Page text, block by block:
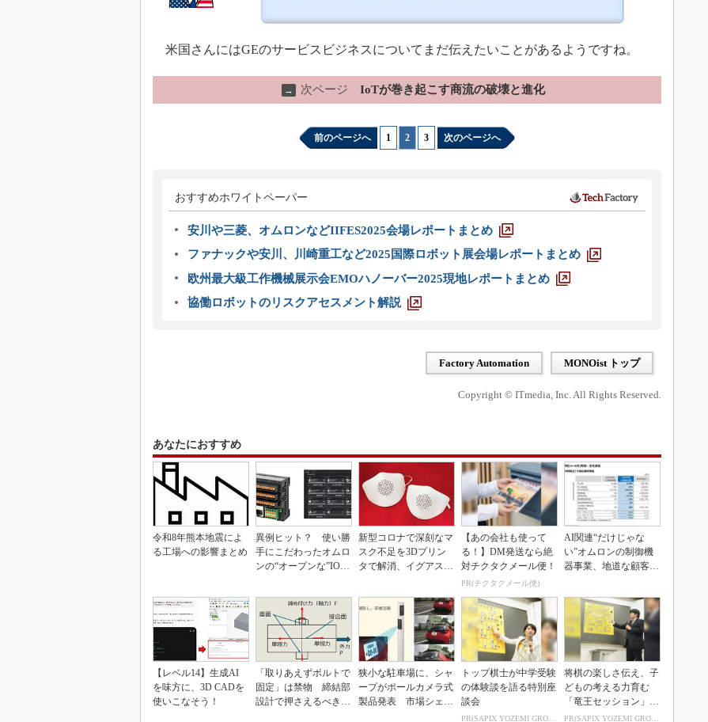
米国さんにはGEのサービスビジネスについてまだ伝えたいことがあるようですね。
→ 次ページ IoTが巻き起こす商流の破壊と進化
前のページへ 1 2 3 次のページへ
おすすめホワイトペーパー
安川や三菱、オムロンなどIIFES2025会場レポートまとめ
ファナックや安川、川崎重工など2025国際ロボット展会場レポートまとめ
欧州最大級工作機械展示会EMOハノーバー2025現地レポートまとめ
協働ロボットのリスクアセスメント解説
Factory Automation MONOist トップ
Copyright © ITmedia, Inc. All Rights Reserved.
あなたにおすすめ
令和8年熊本地震によ
る工場への影響まとめ
異例ヒット？ 使い勝
手にこだわったオムロ
ンの“オープンな”IO-L
新型コロナで深刻なマ
スク不足を3Dプリン
タで解消、イグアスが
【あの会社も使って
る！】DM発送なら絶
対チクタクメール便！
PR(チクタクメール便)
AI関連“だけじゃな
い”オムロンの制御機
器事業、地道な顧客基
【レベル14】生成AI
を味方に、3D CADを
使いこなそう！
「取りあえずボルトで
固定」は禁物 締結部
設計で押さえるべき基
狭小な駐車場に、シャ
ープがポールカメラ式
製品発表 市場シェア
トップ棋士が中学受験
の体験談を語る特別座
談会
将棋の楽しさ伝え、子
どもの考える力育む
「竜王セッション」レ
ポート